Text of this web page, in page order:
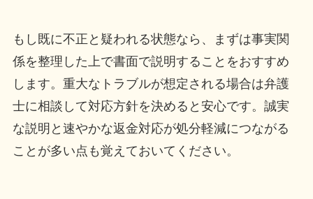
もし既に不正と疑われる状態なら、まずは事実関
係を整理した上で書面で説明することをおすすめ
します。重大なトラブルが想定される場合は弁護
士に相談して対応方針を決めると安心です。誠実
な説明と速やかな返金対応が処分軽減につながる
ことが多い点も覚えておいてください。